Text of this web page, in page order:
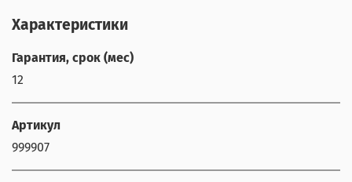
Характеристики
Гарантия, срок (мес)
12
Артикул
999907